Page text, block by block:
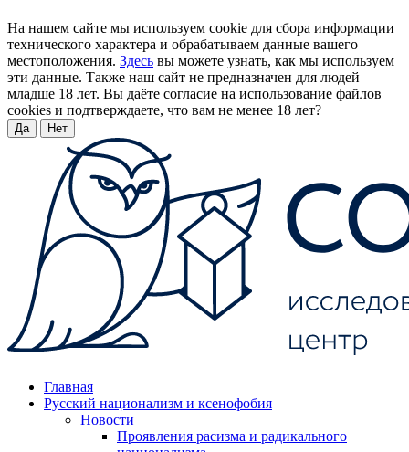
На нашем сайте мы используем cookie для сбора информации
технического характера и обрабатываем данные вашего
местоположения. Здесь вы можете узнать, как мы используем
эти данные. Также наш сайт не предназначен для людей
младше 18 лет. Вы даёте согласие на использование файлов
cookies и подтверждаете, что вам не менее 18 лет?
Да Нет
Главная
Русский национализм и ксенофобия
Новости
Проявления расизма и радикального